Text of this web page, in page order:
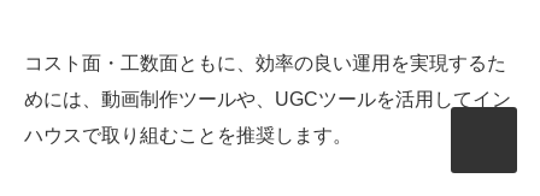
コスト面・工数面ともに、効率の良い運用を実現するた
めには、動画制作ツールや、UGCツールを活用してイン
ハウスで取り組むことを推奨します。